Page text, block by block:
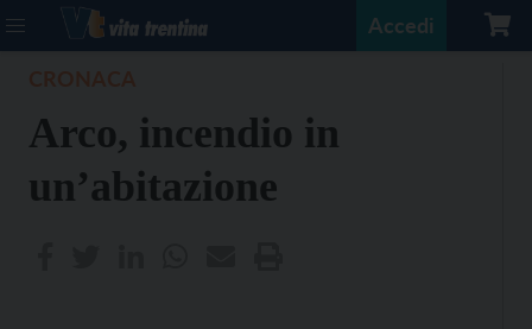
Accedi
Arco, incendio in
un’abitazione